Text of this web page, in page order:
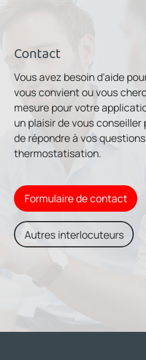
Contact
Vous avez besoin d'aide
vous convient ou vous
mesure pour votre
un plaisir de vous
de répondre à vos
thermostatisation.
Formulaire de contact
Autres interlocuteurs